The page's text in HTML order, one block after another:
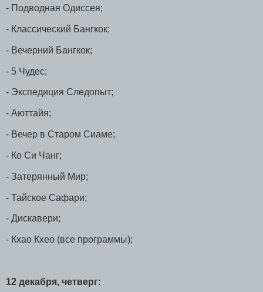
- Подводная Одиссея;
- Классический Бангкок;
- Вечерний Бангкок;
- 5 Чудес;
- Экспедиция Следопыт;
- Аюттайя;
- Вечер в Старом Сиаме;
- Ко Си Чанг;
- Затерянный Мир;
- Тайское Сафари;
- Дискавери;
- Кхао Кхео (все программы);
12 декабря, четверг: